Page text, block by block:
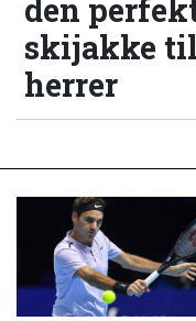
den
skijakke til
herrer